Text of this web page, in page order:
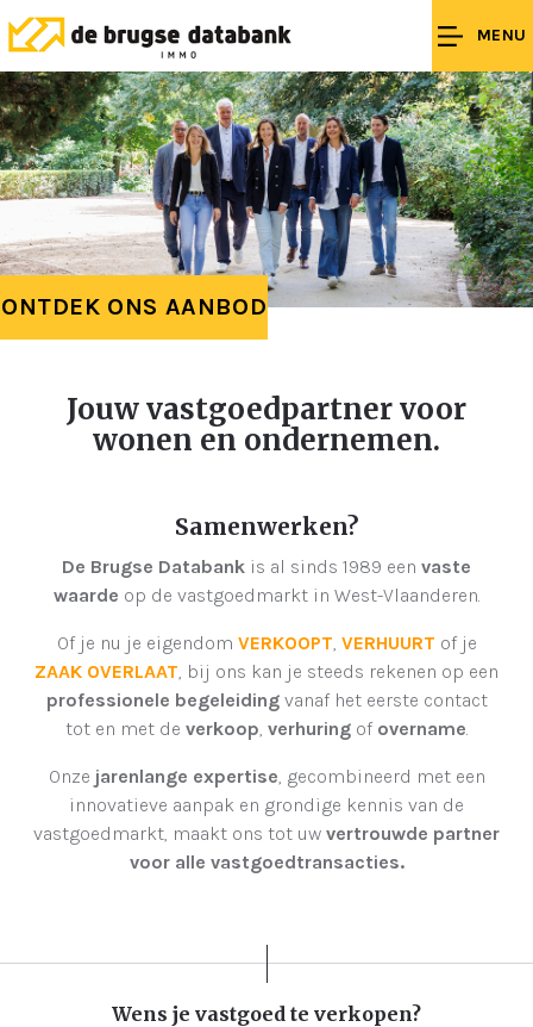
MENU
ONTDEK ONS AANBOD
Jouw vastgoedpartner voor
wonen en ondernemen.
Samenwerken?
De Brugse Databank is al sinds 1989 een vaste
waarde op de vastgoedmarkt in West-Vlaanderen.
Of je nu je eigendom VERKOOPT, VERHUURT of je
ZAAK OVERLAAT, bij ons kan je steeds rekenen op een
professionele begeleidingvanaf het eerste contact
tot en met de verkoop, verhuringof overname.
Onze jarenlange expertise, gecombineerd met een
innovatieve aanpak en grondige kennis van de
vastgoedmarkt, maakt ons tot uw vertrouwde partner
voor alle vastgoedtransacties.
Wens je vastgoed te verkopen?